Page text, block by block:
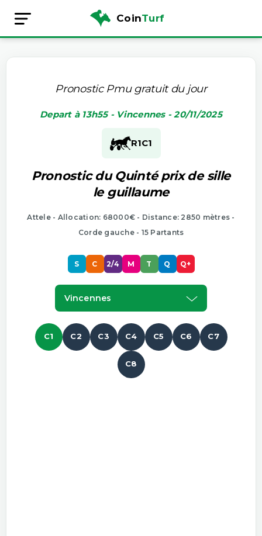
CoinTurf
Pronostic Pmu gratuit du jour
Depart à 13h55 - Vincennes - 20/11/2025
R1C1
Pronostic du Quinté prix de sille
le guillaume
Attele - Allocation: 68000€ - Distance: 2850 mètres -
Corde gauche - 15 Partants
S C 2/4 M T Q Q+
Vincennes
C1 C2 C3 C4 C5 C6 C7
C8